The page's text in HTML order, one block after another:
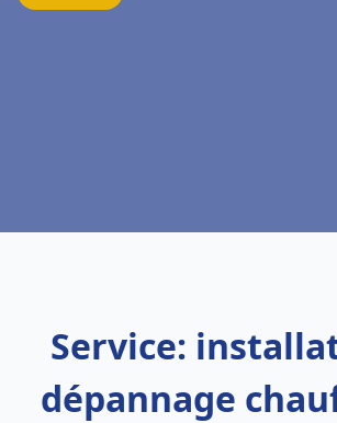
Service:
dépannage